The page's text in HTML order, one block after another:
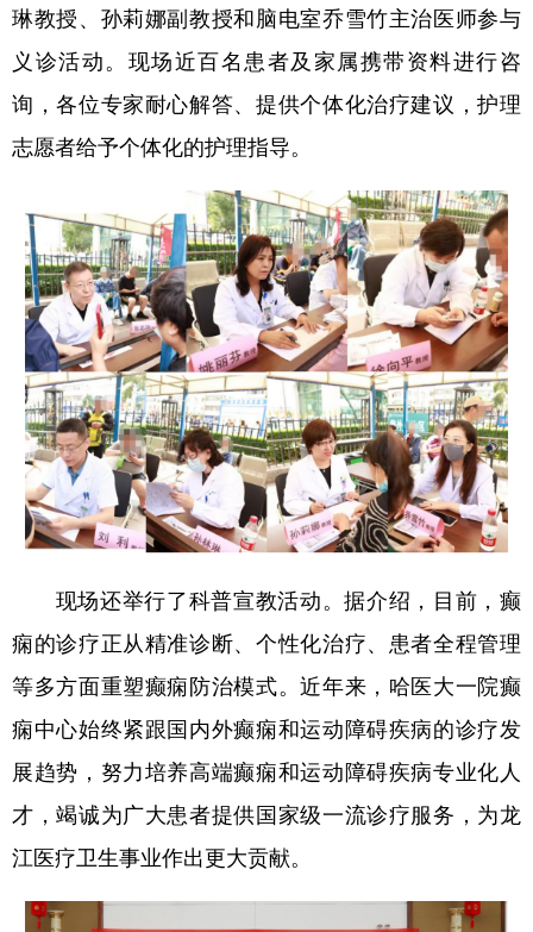
琳教授、孙莉娜副教授和脑电室乔雪竹主治医师参与
义诊活动。现场近百名患者及家属携带资料进行咨
询，各位专家耐心解答、提供个体化治疗建议，护理
志愿者给予个体化的护理指导。
现场还举行了科普宣教活动。据介绍，目前，癫
痫的诊疗正从精准诊断、个性化治疗、患者全程管理
等多方面重塑癫痫防治模式。近年来，哈医大一院癫
痫中心始终紧跟国内外癫痫和运动障碍疾病的诊疗发
展趋势，努力培养高端癫痫和运动障碍疾病专业化人
才，竭诚为广大患者提供国家级一流诊疗服务，为龙
江医疗卫生事业作出更大贡献。